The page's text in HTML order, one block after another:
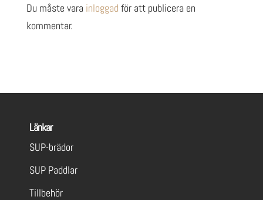
Du måste vara inloggad för att publicera en
kommentar.
Länkar
SUP-brädor
SUP Paddlar
Tillbehör